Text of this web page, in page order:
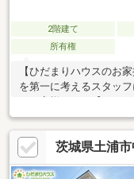
2階建て
所有権
【ひだまりハウスのお
を第一に考えるスタッ
ただきます。②自己資
住宅購入サポート初め
ない・・・そんなお客
サービスをお約束致し
茨城県土浦